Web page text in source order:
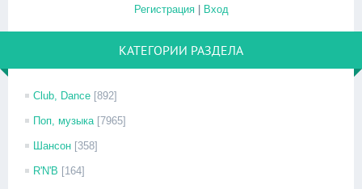
Регистрация| Вход
КАТЕГОРИИ РАЗДЕЛА
Club, Dance [892]
Поп, музыка [7965]
Шансон [358]
R'N'B [164]